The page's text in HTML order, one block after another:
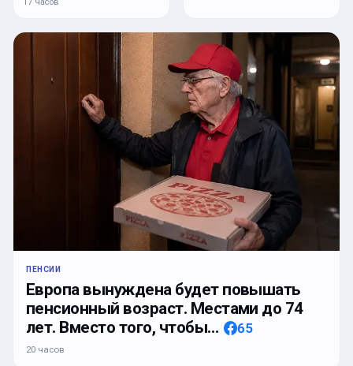
17 часов
ПЕНСИИ
Европа вынуждена будет повышать
пенсионный возраст. Местами до 74
лет. Вместо того, чтобы…
65
20 часов